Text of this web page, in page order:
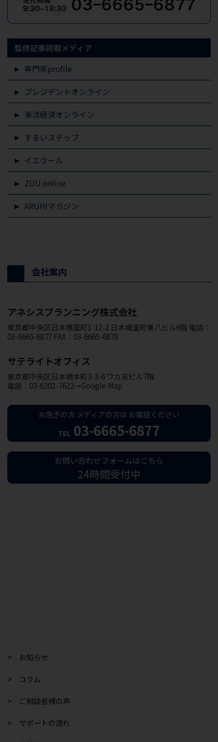
監修記事掲載メディア
専門家profile
プレジデントオンライン
東洋経済オンライン
すまいステップ
イエウール
ZUU online
ARUHIマガジン
会社案内
アネシスプランニング株式会社
東京都中央区日本橋室町1-12-2 日本橋室町兼八ビル6階 電話：
03-6665-6877 FAX：03-6665-6878
サテライトオフィス
東京都中央区日本橋本町3-3-6 ワカ末ビル7階
電話：03-6202-7622→Google Map
お急ぎの方 メディアの方は お電話ください
TEL 03-6665-6877
お問い合わせフォームはこちら
24時間受付中
> お知らせ
> コラム
> ご相談者様の声
> サポートの流れ